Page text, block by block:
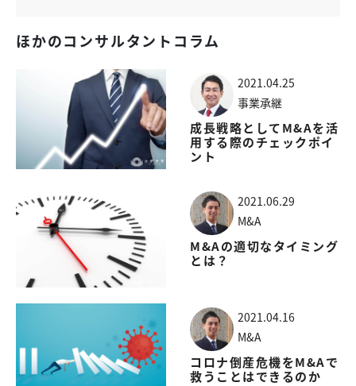
ほかのコンサルタントコラム
2021.04.25
事業承継
成長戦略としてM&Aを活
用する際のチェックポイ
ント
2021.06.29
M&A
M&Aの適切なタイミング
とは？
2021.04.16
M&A
コロナ倒産危機をM&Aで
救うことはできるのか